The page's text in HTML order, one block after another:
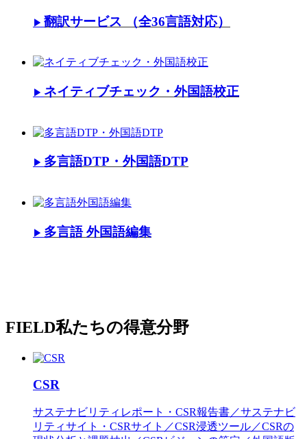
▶ 翻訳サービス （全36言語対応）
▶ ネイティブチェック・外国語校正
▶ 多言語DTP・外国語DTP
▶ 多言語 外国語編集
FIELD私たちの得意分野
CSR
サステナビリティレポート・CSR報告書／サステナビ
リティサイト・CSRサイト／CSR浸透ツール／CSRの